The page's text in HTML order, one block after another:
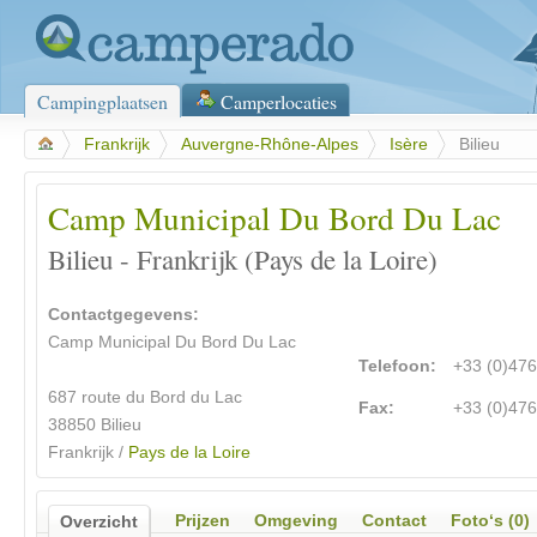
Campingplaatsen Camperlocaties
Frankrijk Auvergne-Rhône-Alpes Isère Bilieu
Camp Municipal Du Bord Du Lac
Bilieu - Frankrijk (Pays de la Loire)
Contactgegevens:
Camp Municipal Du Bord Du Lac
687 route du Bord du Lac
38850 Bilieu
Frankrijk / Pays de la Loire
Telefoon: +33
Fax: +33
Overzicht Prijzen Omgeving Contact Foto‘s (0)